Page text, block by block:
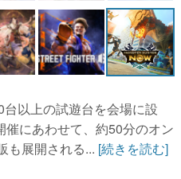
以上の試遊台を会場に設
にあわせて、約50分のオン
も展開される... [続きを読む]